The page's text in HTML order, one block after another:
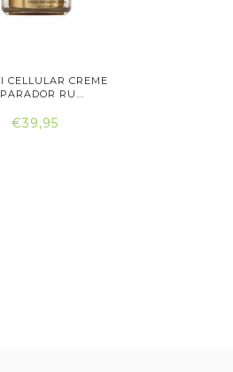
CELLULAR CREME
RU...
€39,95